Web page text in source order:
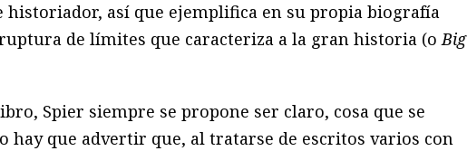
historiador, así que ejemplifica en su propia biografía
de límites que caracteriza a la gran historia (oBig
Spier siempre se propone ser claro, cosa que se
hay que advertir que, al tratarse de escritos varios con